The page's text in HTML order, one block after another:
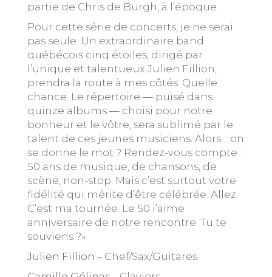
partie de Chris de Burgh, à l’époque.
Pour cette série de concerts, je ne serai
pas seule. Un extraordinaire band
québécois cinq étoiles, dirigé par
l’unique et talentueux Julien Fillion,
prendra la route à mes côtés. Quelle
chance. Le répertoire — puisé dans
quinze albums — choisi pour notre
bonheur et le vôtre, sera sublimé par le
talent de ces jeunes musiciens. Alors… on
se donne le mot ? Rendez-vous compte :
50 ans de musique, de chansons, de
scène, non-stop. Mais c’est surtout votre
fidélité qui mérite d’être célébrée. Allez.
C’est ma tournée. Le 50 i’aime
anniversaire de notre rencontre. Tu te
souviens ?»
Julien Fillion – Chef/Sax/Guitares